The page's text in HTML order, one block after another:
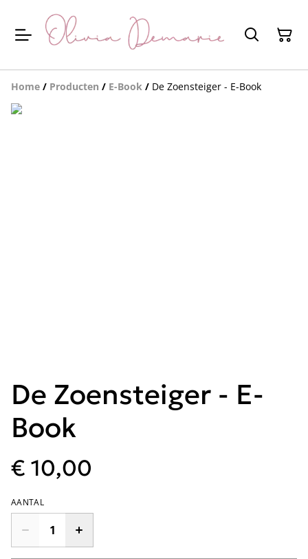
Home / Producten / E-Book / De Zoensteiger - E-Book
De Zoensteiger - E-
Book
€ 10,00
AANTAL